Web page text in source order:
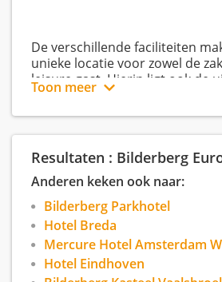
De verschillende faciliteiten
unieke locatie voor zowel de
leisure gast. Hierin ligt ook de
onze medewerkers.
Het Bilderberg Europa Hotel in
voortdurend bezig haar
om net dat beetje meer te doen
waardoor ze graag bij
Dat houdt in dat iedereen
stuk vakmanschap moet
discipline, positiviteit en
straalt. De gasten die in ons
Toon meer
Resultaten : Bilderberg
Anderen keken ook naar:
Bilderberg Parkhotel
Hotel Breda
Mercure Hotel Amsterdam
Hotel Eindhoven